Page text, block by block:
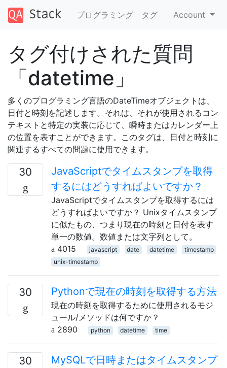
プログラミング タグ Account
タグ付けされた質問
「datetime」
多くのプログラミング言語のDateTimeオブジェクトは、
日付と時刻を記述します。それは、それが使用されるコン
テキストと特定の実装に応じて、瞬時またはカレンダー上
の位置を表すことができます。このタグは、日付と時刻に
関連するすべての問題に使用できます。
30
JavaScriptでタイムスタンプを取得
するにはどうすればよいですか？
JavaScriptでタイムスタンプを取得するには
どうすればよいですか？ Unixタイムスタンプ
に似たもの、つまり現在の時刻と日付を表す
単一の数値。数値または文字列として。
4015
javascript date datetime
timestamp
unix-timestamp
30 Pythonで現在の時刻を取得する方法
現在の時刻を取得するために使用されるモジ
ュール/メソッドは何ですか？
2890
python datetime time
30
MySQLで日時またはタイムスタンプ